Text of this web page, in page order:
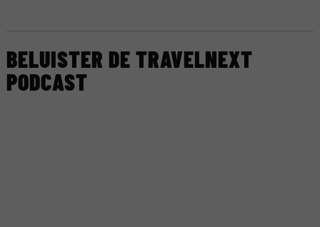
BELUISTER DE TRAVELNEXT
PODCAST